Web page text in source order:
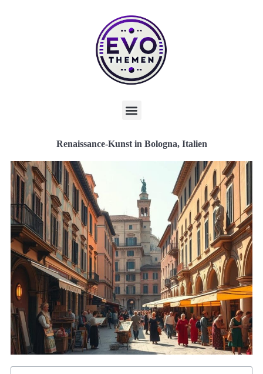
Renaissance-Kunst in Bologna, Italien